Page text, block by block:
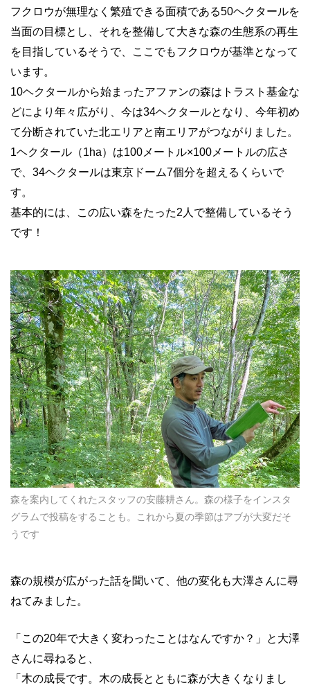
フクロウが無理なく繁殖できる面積である50ヘクタールを
当面の目標とし、それを整備して大きな森の生態系の再生
を目指しているそうで、ここでもフクロウが基準となって
います。
10ヘクタールから始まったアファンの森はトラスト基金な
どにより年々広がり、今は34ヘクタールとなり、今年初め
て分断されていた北エリアと南エリアがつながりました。
1ヘクタール（1ha）は100メートル×100メートルの広さ
で、34ヘクタールは東京ドーム7個分を超えるくらいで
す。
基本的には、この広い森をたった2人で整備しているそう
です！
森を案内してくれたスタッフの安藤耕さん。森の様子をインスタ
グラムで投稿をすることも。これから夏の季節はアブが大変だそ
うです
森の規模が広がった話を聞いて、他の変化も大澤さんに尋
ねてみました。
「この20年で大きく変わったことはなんですか？」と大澤
さんに尋ねると、
「木の成長です。木の成長とともに森が大きくなりまし